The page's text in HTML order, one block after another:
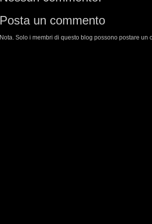
Posta un commento
Nota. Solo i membri di questo blog possono postare un